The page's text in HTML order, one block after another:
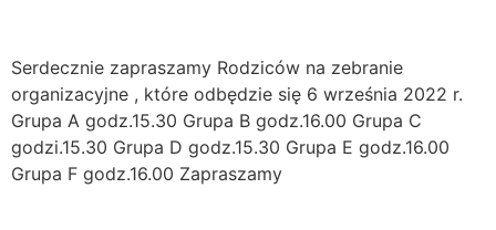
Serdecznie zapraszamy Rodziców na zebranie
organizacyjne , które odbędzie się 6 września 2022 r.
Grupa A godz.15.30 Grupa B godz.16.00 Grupa C
godzi.15.30 Grupa D godz.15.30 Grupa E godz.16.00
Grupa F godz.16.00 Zapraszamy